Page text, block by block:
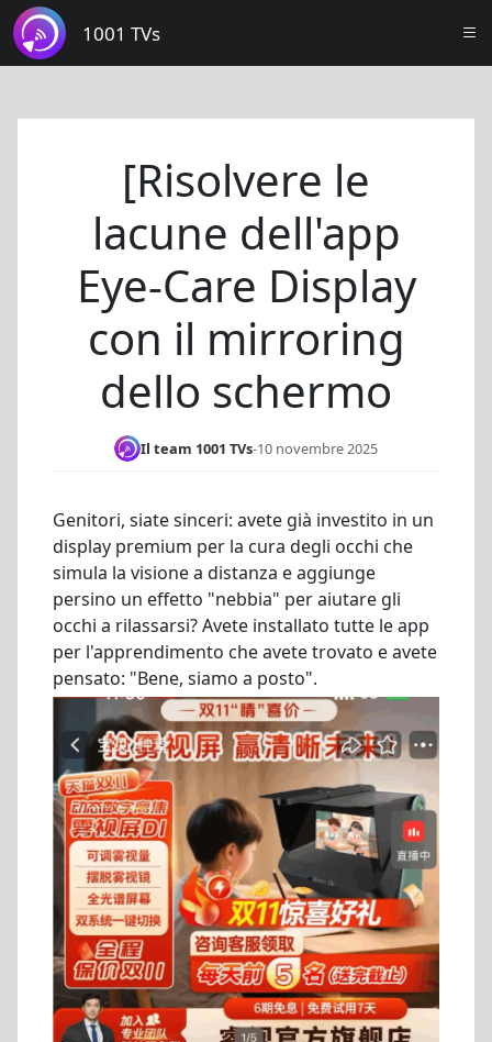
1001 TVs
[Risolvere le
lacune dell'app
Eye-Care Display
con il mirroring
dello schermo
Il team 1001 TVs-10 novembre 2025
Genitori, siate sinceri: avete già investito in un
display premium per la cura degli occhi che
simula la visione a distanza e aggiunge
persino un effetto "nebbia" per aiutare gli
occhi a rilassarsi? Avete installato tutte le app
per l'apprendimento che avete trovato e avete
pensato: "Bene, siamo a posto".